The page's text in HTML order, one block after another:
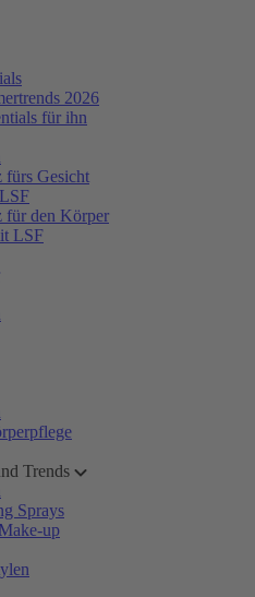
2026
für ihn
fürs Gesicht
für den Körper
LSF
Trends
Sprays
up